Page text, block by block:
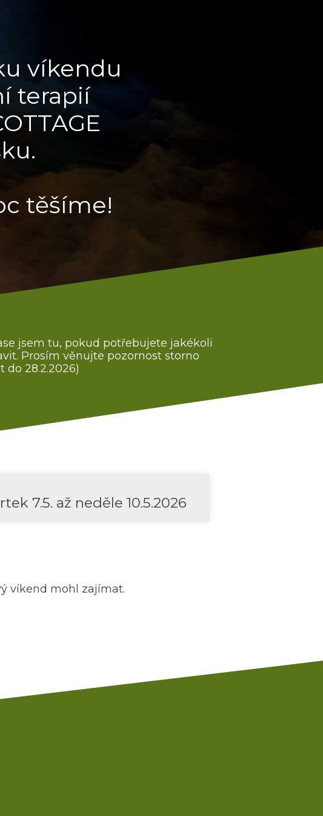
víkendu
terapií
těšíme!
jsem tu, pokud potřebujete jakékoli
Prosím věnujte pozornost storno
do 28.2.2026)
7.5. až neděle 10.5.2026
víkend mohl zajímat.